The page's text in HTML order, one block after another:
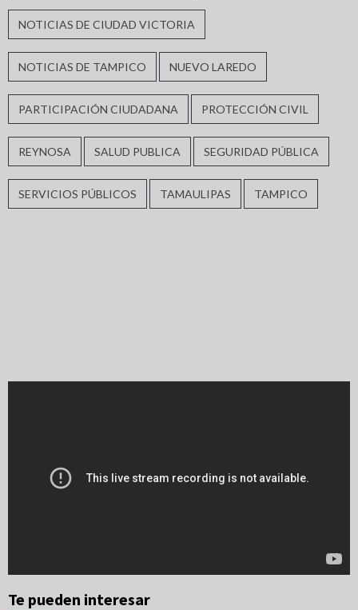
NOTICIAS DE CIUDAD VICTORIA
NOTICIAS DE TAMPICO NUEVO LAREDO
PARTICIPACIÓN CIUDADANA PROTECCIÓN CIVIL
REYNOSA SALUD PUBLICA SEGURIDAD PÚBLICA
SERVICIOS PÚBLICOS TAMAULIPAS TAMPICO
Te pueden interesar